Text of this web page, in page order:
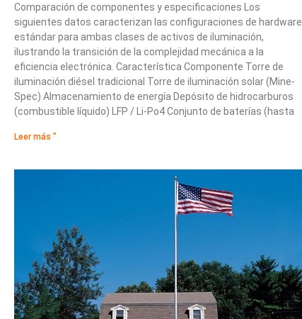
Comparación de componentes y especificaciones Los
siguientes datos caracterizan las configuraciones de hardware
estándar para ambas clases de activos de iluminación,
ilustrando la transición de la complejidad mecánica a la
eficiencia electrónica. Característica Componente Torre de
iluminación diésel tradicional Torre de iluminación solar (Mine-
Spec) Almacenamiento de energía Depósito de hidrocarburos
(combustible líquido) LFP / Li-Po4 Conjunto de baterías (hasta
Leer más "